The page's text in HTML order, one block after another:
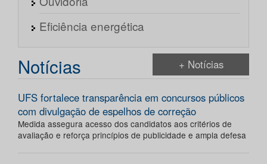
Eficiência energética
Notícias + Notícias
UFS fortalece transparência em concursos públicos
com divulgação de espelhos de correção
Medida assegura acesso dos candidatos aos critérios de
avaliação e reforça princípios de publicidade e ampla defesa